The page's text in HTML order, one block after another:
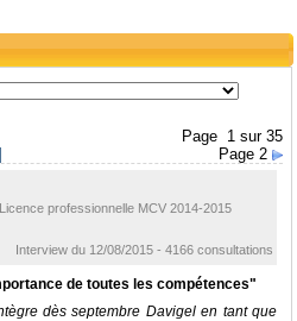
Page 1 sur 35
Page 2
professionnelle MCV 2014-2015
Interview du 12/08/2015 - 4166 consultations
de toutes les compétences"
dès septembre Davigel en tant que